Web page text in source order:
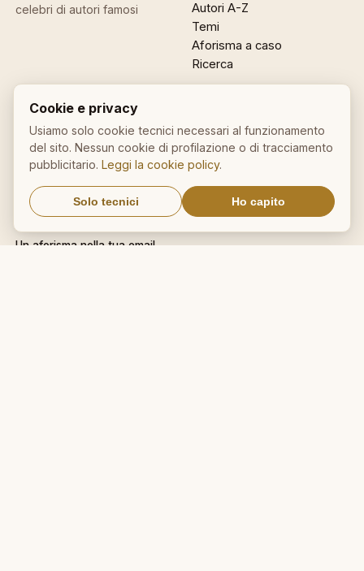
celebri di autori famosi
Autori A-Z
Temi
Aforisma a caso
Ricerca
ACCOUNT
Accedi
Registrati
Password dimenticata
Contatti
Privacy
Cookie policy
NEWSLETTER
Un aforisma nella tua email
Cookie e privacy
Usiamo solo cookie tecnici necessari al funzionamento
del sito. Nessun cookie di profilazione o di tracciamento
pubblicitario.Leggi la cookie policy.
Solo tecnici Ho capito